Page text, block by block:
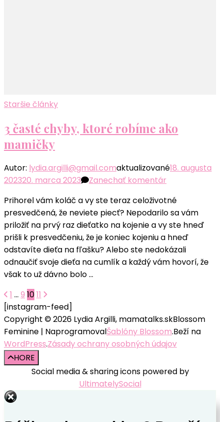
Staršie články
3 časté chyby, ktoré robíme ako
mamičky
Autor: lydia.argilli@gmail.comaktualizované18. augusta
202320. marca 2023 Zanechať komentár
3
časté
chyby,
ktoré
robíme
ako
Prihorel vám koláč a vy ste teraz celoživotné
presvedčená, že neviete piecť? Nepodarilo sa vám
priložiť na prvý raz dieťatko na kojenie a vy ste hneď
prišli k presvedčeniu, že je koniec kojeniu a hneď
odstavíte dieťa na fľašku? Alebo ste nedokázali
odnaučiť svoje dieťa na cumlík a každý vám hovorí, že
však to už dávno bolo …
Navigácia
v
článkoch
Stránka
1 … Stránka
9 Stránka
10Stránka
11
[instagram-feed]
Copyright © 2026 Lydia Argilli, mamatalks.skBlossom
Feminine | NaprogramovalŠablóny Blossom.Beží na
WordPress.Zásady ochrany osobných údajov
HORE
Social media & sharing icons powered by
UltimatelySocial